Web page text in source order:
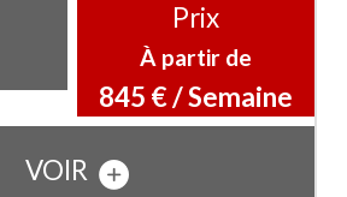
Prix
À partir de
845 € / Semaine
VOIR